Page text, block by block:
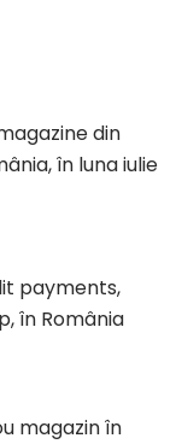
din
în luna iulie
payments,
în România
magazin în